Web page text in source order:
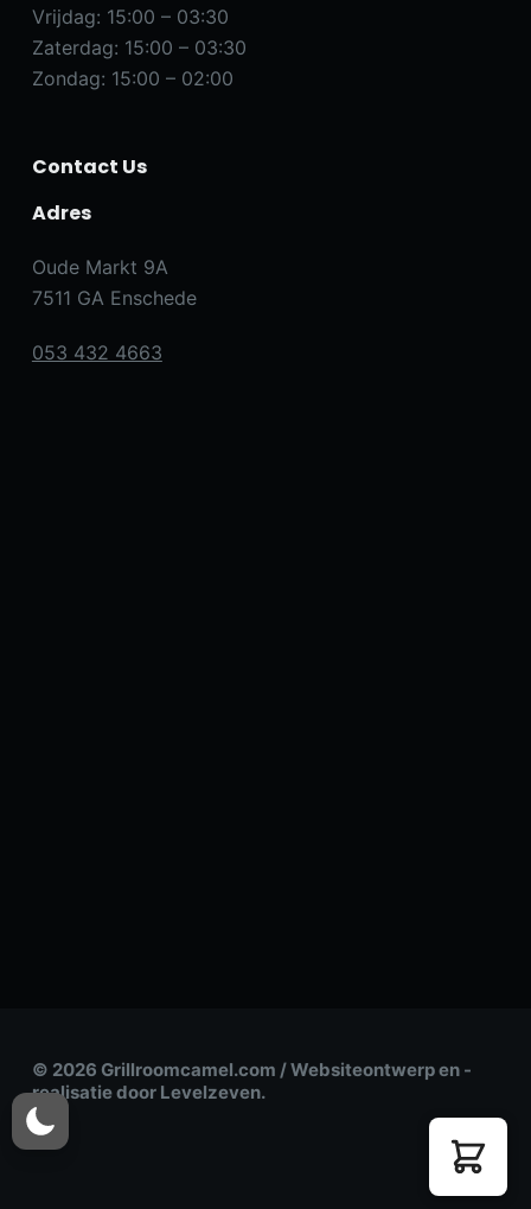
Vrijdag: 15:00 – 03:30
Zaterdag: 15:00 – 03:30
Zondag: 15:00 – 02:00
Contact Us
Adres
Oude Markt 9A
7511 GA Enschede
053 432 4663
© 2026 Grillroomcamel.com / Websiteontwerp en -
realisatie door Levelzeven.